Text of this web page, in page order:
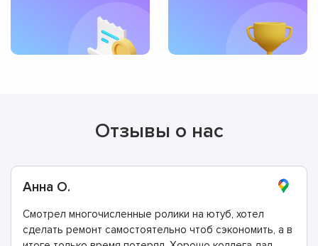
Отзывы о нас
Анна О.
Смотрел многочисленные ролики на ютуб, хотел
сделать ремонт самостоятельно чтоб сэкономить, а в